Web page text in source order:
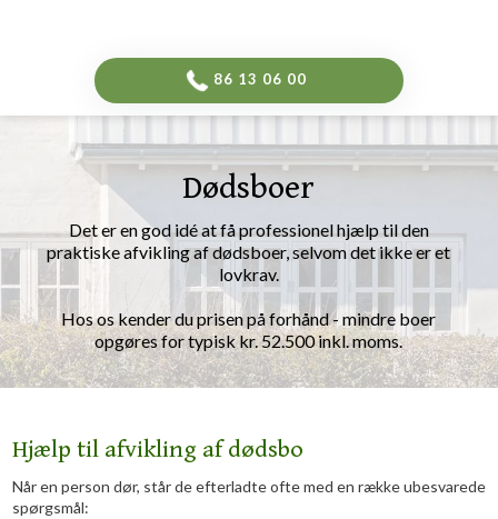
​86 13 06 00​
Dødsboer
Det er en god idé at få professionel hjælp til den
praktiske afvikling af dødsboer, selvom det ikke er et
lovkrav.
Hos os kender du prisen på forhånd - mindre boer
opgøres for typisk kr. 52.500 inkl. moms.​
Hjælp til afvikling af dødsbo
​Når en person dør, står de efterladte ofte med en række ubesvarede
spørgsmål: